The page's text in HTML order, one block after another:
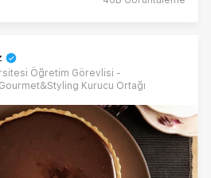
Öğretim Görevlisi -
Kurucu Ortağı